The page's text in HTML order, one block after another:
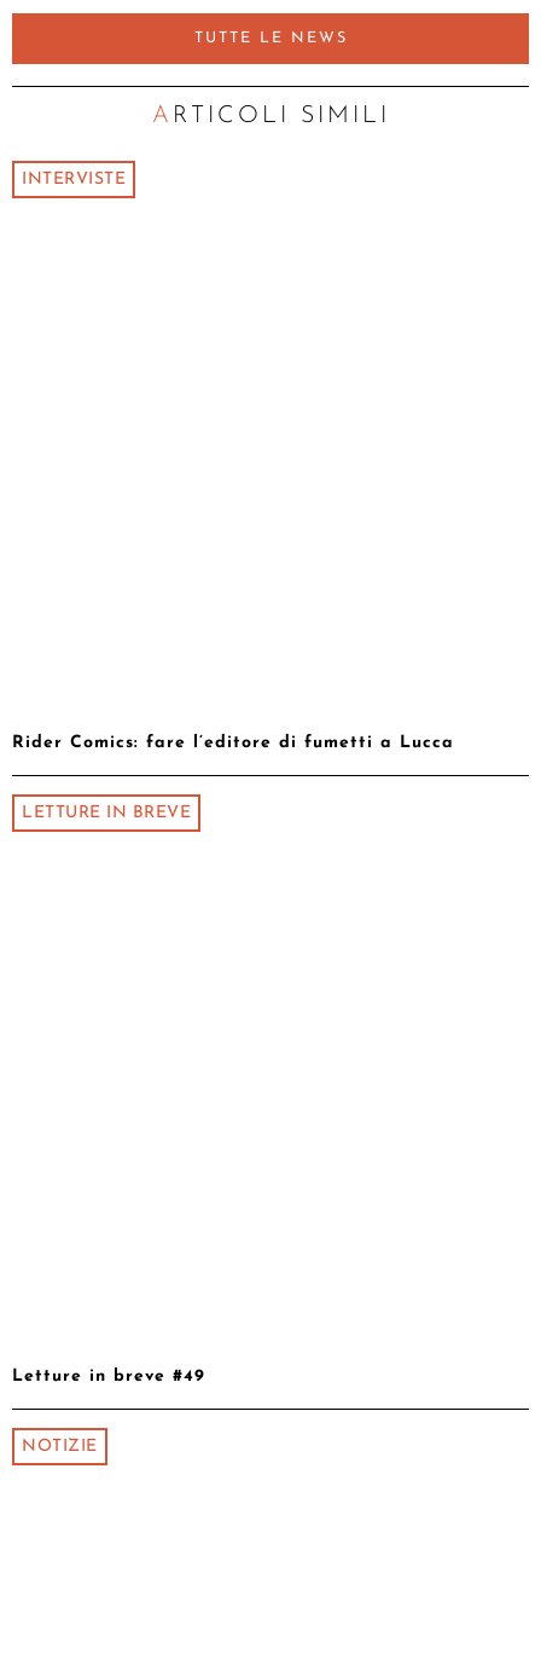
TUTTE LE NEWS
ARTICOLI SIMILI
INTERVISTE
Rider Comics: fare l’editore di fumetti a Lucca
LETTURE IN BREVE
Letture in breve #49
NOTIZIE